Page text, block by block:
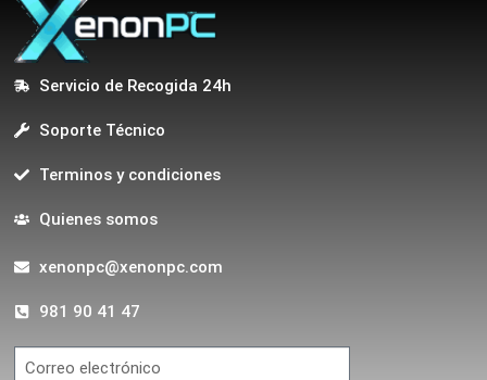
Servicio de Recogida 24h
Soporte Técnico
Terminos y condiciones
Quienes somos
xenonpc@xenonpc.com
981 90 41 47